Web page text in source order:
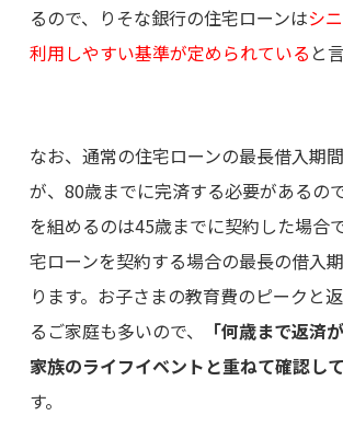
るので、りそな銀行の住宅ローンはシ
利用しやすい基準が定められている と
なお、通常の住宅ローンの最長借入期
が、80歳までに完済する必要があるの
を組めるのは45歳までに契約した場合
宅ローンを契約する場合の最長の借入
ります。お子さまの教育費のピークと
るご家庭も多いので、
「何歳まで返済
家族のライフイベントと重ねて確認し
す。